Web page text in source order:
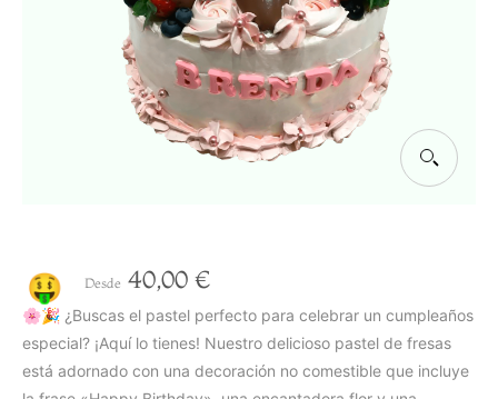
🤑 Desde 40,00 €
🌸🎉 ¿Buscas el pastel perfecto para celebrar un cumpleaños
especial? ¡Aquí lo tienes! Nuestro delicioso pastel de fresas
está adornado con una decoración no comestible que incluye